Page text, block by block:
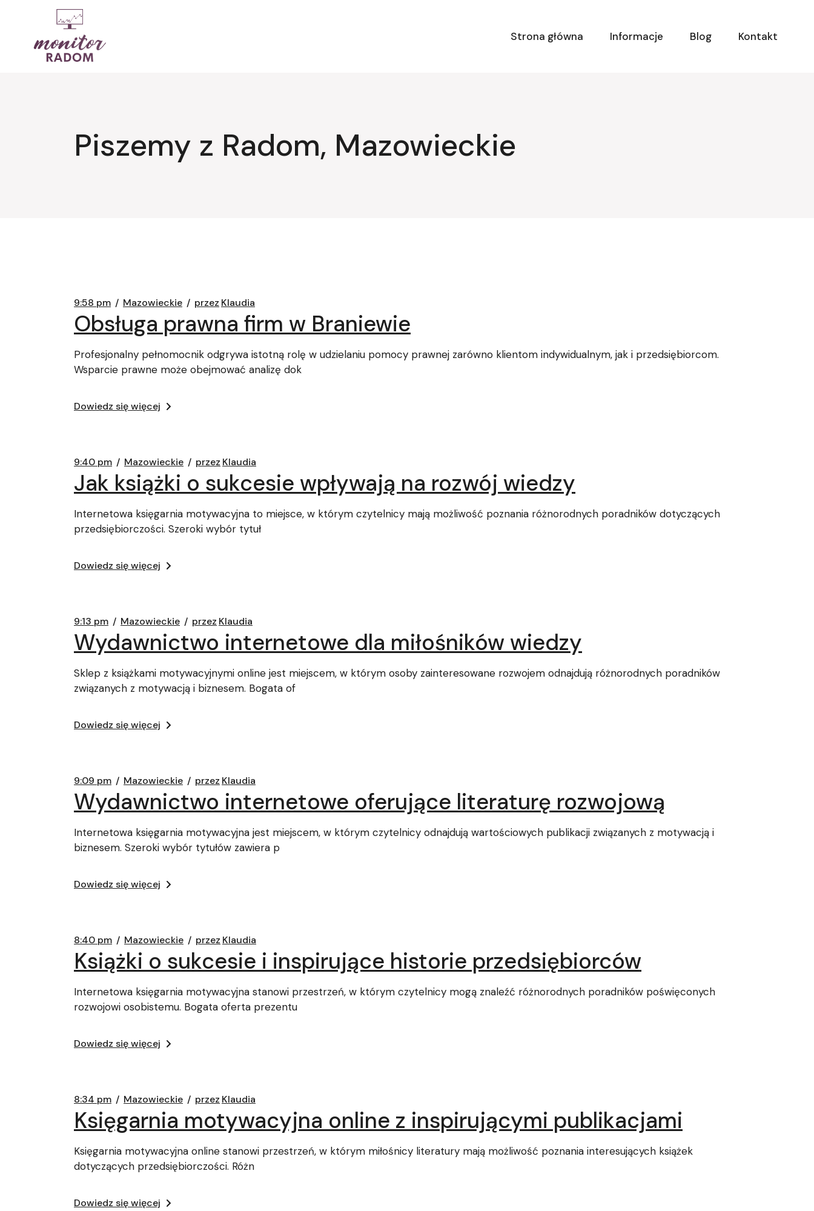
Strona główna
Informacje Blog Kontakt
Piszemy z Radom, Mazowieckie
9:58 pm Mazowieckie przez Klaudia
Obsługa prawna firm w Braniewie
Profesjonalny pełnomocnik odgrywa istotną rolę w udzielaniu pomocy prawnej zarówno klientom indywidualnym, jak i przedsiębiorcom.
Wsparcie prawne może obejmować analizę dok
Dowiedz się więcej
9:40 pm Mazowieckie przez Klaudia
Jak książki o sukcesie wpływają na rozwój wiedzy
Internetowa księgarnia motywacyjna to miejsce, w którym czytelnicy mają możliwość poznania różnorodnych poradników dotyczących
przedsiębiorczości. Szeroki wybór tytuł
Dowiedz się więcej
9:13 pm Mazowieckie przez Klaudia
Wydawnictwo internetowe dla miłośników wiedzy
Sklep z książkami motywacyjnymi online jest miejscem, w którym osoby zainteresowane rozwojem odnajdują różnorodnych poradników
związanych z motywacją i biznesem. Bogata of
Dowiedz się więcej
9:09 pm Mazowieckie przez Klaudia
Wydawnictwo internetowe oferujące literaturę rozwojową
Internetowa księgarnia motywacyjna jest miejscem, w którym czytelnicy odnajdują wartościowych publikacji związanych z motywacją i
biznesem. Szeroki wybór tytułów zawiera p
Dowiedz się więcej
8:40 pm Mazowieckie przez Klaudia
Książki o sukcesie i inspirujące historie przedsiębiorców
Internetowa księgarnia motywacyjna stanowi przestrzeń, w którym czytelnicy mogą znaleźć różnorodnych poradników poświęconych
rozwojowi osobistemu. Bogata oferta prezentu
Dowiedz się więcej
8:34 pm Mazowieckie przez Klaudia
Księgarnia motywacyjna online z inspirującymi publikacjami
Księgarnia motywacyjna online stanowi przestrzeń, w którym miłośnicy literatury mają możliwość poznania interesujących książek
dotyczących przedsiębiorczości. Różn
Dowiedz się więcej